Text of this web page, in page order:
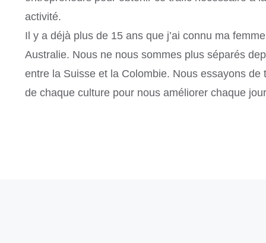
activité.
Il y a déjà plus de 15 ans que j’ai connu ma
Australie. Nous ne nous sommes plus séparés
entre la Suisse et la Colombie. Nous essayons de
de chaque culture pour nous améliorer chaque